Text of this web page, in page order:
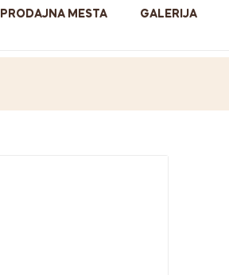
PRODAJNA MESTA GALERIJA